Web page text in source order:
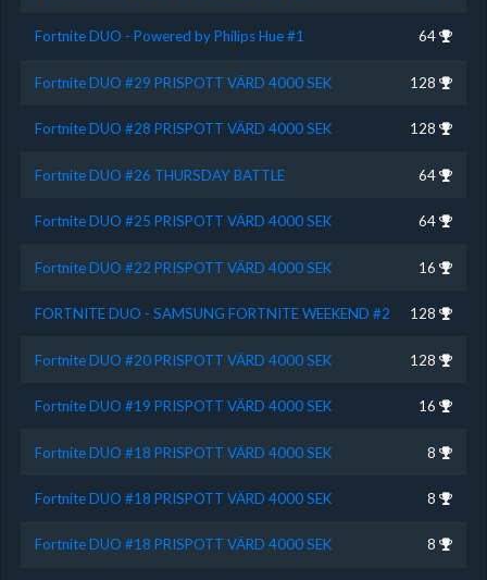
Fortnite DUO - Powered by Philips Hue #1 64
Fortnite DUO #29 PRISPOTT VÄRD 4000 SEK 128
Fortnite DUO #28 PRISPOTT VÄRD 4000 SEK 128
Fortnite DUO #26 THURSDAY BATTLE 64
Fortnite DUO #25 PRISPOTT VÄRD 4000 SEK 64
Fortnite DUO #22 PRISPOTT VÄRD 4000 SEK 16
FORTNITE DUO - SAMSUNG FORTNITE WEEKEND #2 128
Fortnite DUO #20 PRISPOTT VÄRD 4000 SEK 128
Fortnite DUO #19 PRISPOTT VÄRD 4000 SEK 16
Fortnite DUO #18 PRISPOTT VÄRD 4000 SEK 8
Fortnite DUO #18 PRISPOTT VÄRD 4000 SEK 8
Fortnite DUO #18 PRISPOTT VÄRD 4000 SEK 8